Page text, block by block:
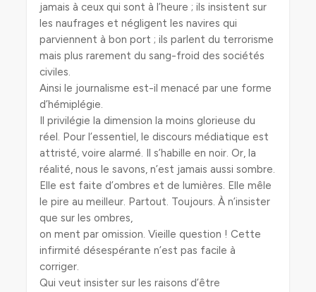
jamais à ceux qui sont à l’heure ; ils insistent sur
les naufrages et négligent les navires qui
parviennent à bon port ; ils parlent du terrorisme
mais plus rarement du sang-froid des sociétés
civiles.
Ainsi le journalisme est-il menacé par une forme
d’hémiplégie.
Il privilégie la dimension la moins glorieuse du
réel. Pour l’essentiel, le discours médiatique est
attristé, voire alarmé. Il s’habille en noir. Or, la
réalité, nous le savons, n’est jamais aussi sombre.
Elle est faite d’ombres et de lumières. Elle mêle
le pire au meilleur. Partout. Toujours. À n’insister
que sur les ombres,
on ment par omission. Vieille question ! Cette
infirmité désespérante n’est pas facile à
corriger.
Qui veut insister sur les raisons d’être